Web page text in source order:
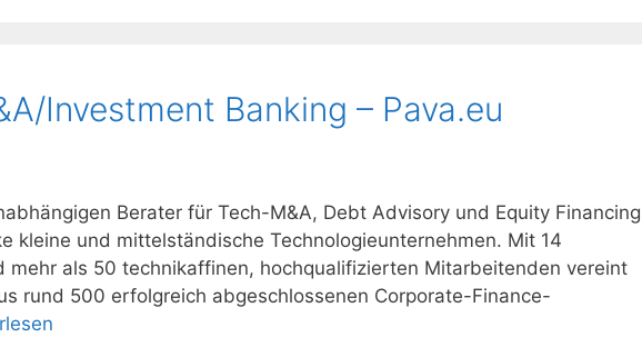
Investment Banking – Pava.eu
Berater für Tech-M&A, Debt Advisory und Equity Financing
kleine und mittelständische Technologieunternehmen. Mit 14
mehr als 50 technikaffinen, hochqualifizierten Mitarbeitenden vereint
rund 500 erfolgreich abgeschlossenen Corporate-Finance-